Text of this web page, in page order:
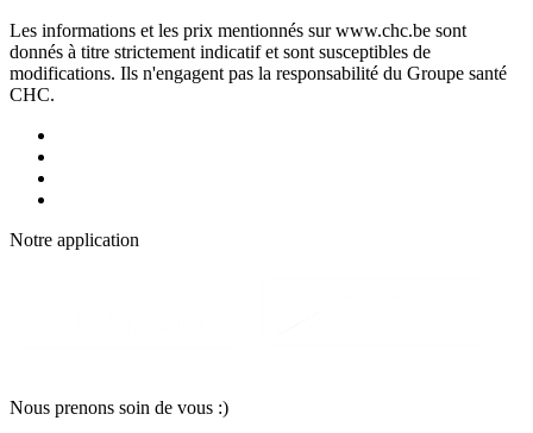
Les informations et les prix mentionnés sur www.chc.be sont
donnés à titre strictement indicatif et sont susceptibles de
modifications. Ils n'engagent pas la responsabilité du Groupe santé
CHC.
Notre application
Nous prenons soin de vous :)